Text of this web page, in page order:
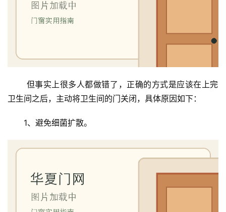
卫生间之后，主动将卫生间的门关闭，具体原因如下：
1、避免细菌扩散。